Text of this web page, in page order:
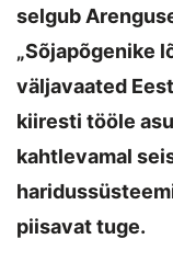
selgub
„Sõjapõgenike
väljavaated
kiiresti tööle
kahtlevamal
piisavat tuge.